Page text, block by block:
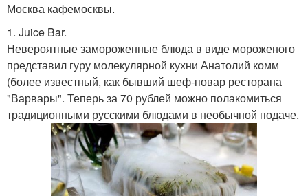
Москва кафемосквы.
1. Juice Bar.
Невероятные замороженные блюда в виде мороженого
представил гуру молекулярной кухни Анатолий комм
(более известный, как бывший шеф-повар ресторана
"Варвары". Теперь за 70 рублей можно полакомиться
традиционными русскими блюдами в необычной подаче.